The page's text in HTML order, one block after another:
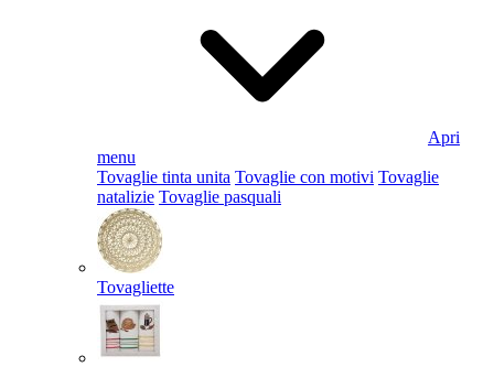
Apri
menu
Tovaglie tinta unita Tovaglie con motivi Tovaglie
natalizie Tovaglie pasquali
Tovagliette